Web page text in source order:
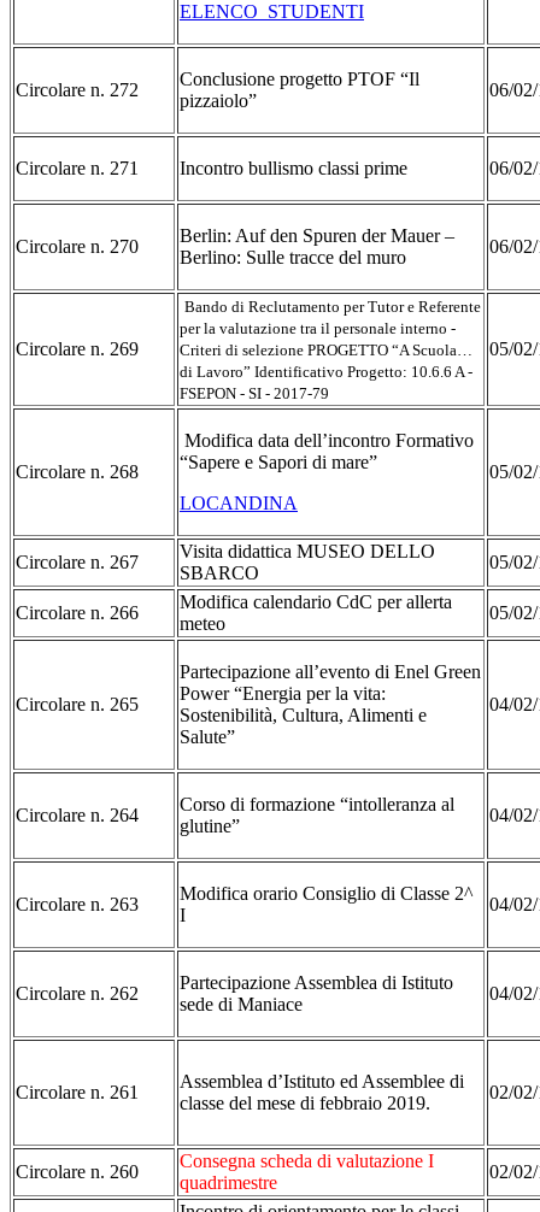
ELENCO STUDENTI
Circolare n. 272
Conclusione progetto PTOF “Il
pizzaiolo”
06/
Circolare n. 271 Incontro bullismo classi prime 06/
Circolare n. 270
Berlin: Auf den Spuren der Mauer –
Berlino: Sulle tracce del muro
06/
Circolare n. 269
Bando di Reclutamento per Tutor e Referente
per la valutazione tra il personale interno -
Criteri di selezione PROGETTO “A Scuola…
di Lavoro” Identificativo Progetto: 10.6.6 A -
FSEPON - SI - 2017-79
05/
Circolare n. 268
Modifica data dell’incontro Formativo
“Sapere e Sapori di mare”
LOCANDINA
05/
Circolare n. 267
Visita didattica MUSEO DELLO
SBARCO
05/
Circolare n. 266
Modifica calendario CdC per allerta
meteo
05/
Circolare n. 265
Partecipazione all’evento di Enel Green
Power “Energia per la vita:
Sostenibilità, Cultura, Alimenti e
Salute”
04/
Circolare n. 264
Corso di formazione “intolleranza al
glutine”
04/
Circolare n. 263
Modifica orario Consiglio di Classe 2^
I
04/
Circolare n. 262
Partecipazione Assemblea di Istituto
sede di Maniace
04/
Circolare n. 261
Assemblea d’Istituto ed Assemblee di
classe del mese di febbraio 2019.
02/
Circolare n. 260
Consegna scheda di valutazione I
quadrimestre
02/